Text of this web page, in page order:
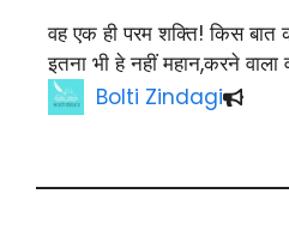
वह एक ही परम शक्ति! किस
इतना भी हे नहीं महान,करने
Bolti Zindagi